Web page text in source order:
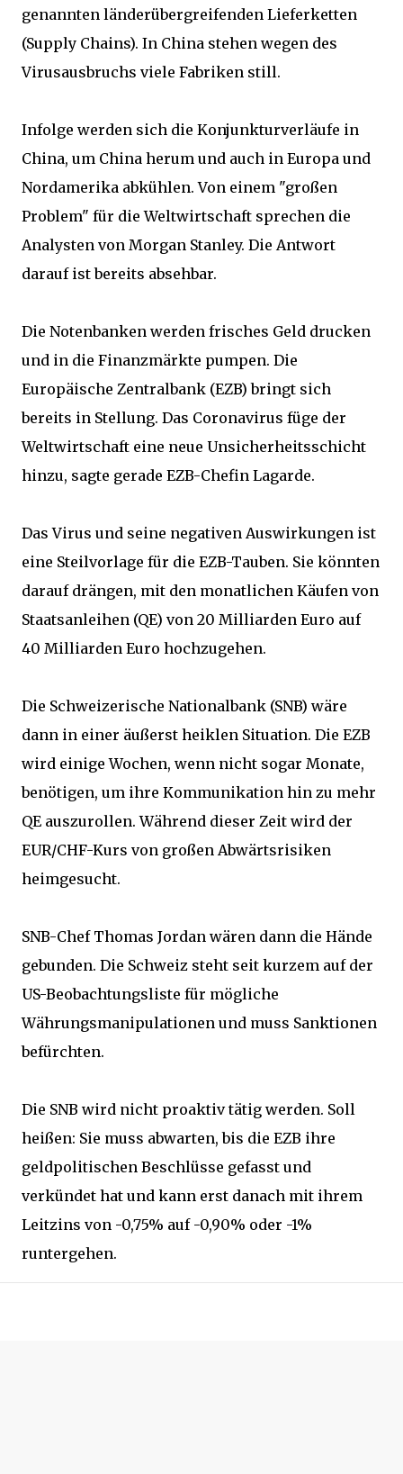
genannten länderübergreifenden Lieferketten
(Supply Chains). In China stehen wegen des
Virusausbruchs viele Fabriken still.
Infolge werden sich die Konjunkturverläufe in
China, um China herum und auch in Europa und
Nordamerika abkühlen. Von einem "großen
Problem" für die Weltwirtschaft sprechen die
Analysten von Morgan Stanley. Die Antwort
darauf ist bereits absehbar.
Die Notenbanken werden frisches Geld drucken
und in die Finanzmärkte pumpen. Die
Europäische Zentralbank (EZB) bringt sich
bereits in Stellung. Das Coronavirus füge der
Weltwirtschaft eine neue Unsicherheitsschicht
hinzu, sagte gerade EZB-Chefin Lagarde.
Das Virus und seine negativen Auswirkungen ist
eine Steilvorlage für die EZB-Tauben. Sie könnten
darauf drängen, mit den monatlichen Käufen von
Staatsanleihen (QE) von 20 Milliarden Euro auf
40 Milliarden Euro hochzugehen.
Die Schweizerische Nationalbank (SNB) wäre
dann in einer äußerst heiklen Situation. Die EZB
wird einige Wochen, wenn nicht sogar Monate,
benötigen, um ihre Kommunikation hin zu mehr
QE auszurollen. Während dieser Zeit wird der
EUR/CHF-Kurs von großen Abwärtsrisiken
heimgesucht.
SNB-Chef Thomas Jordan wären dann die Hände
gebunden. Die Schweiz steht seit kurzem auf der
US-Beobachtungsliste für mögliche
Währungsmanipulationen und muss Sanktionen
befürchten.
Die SNB wird nicht proaktiv tätig werden. Soll
heißen: Sie muss abwarten, bis die EZB ihre
geldpolitischen Beschlüsse gefasst und
verkündet hat und kann erst danach mit ihrem
Leitzins von -0,75% auf -0,90% oder -1%
runtergehen.